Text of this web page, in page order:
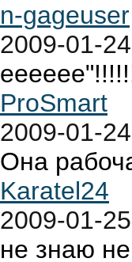
n-gageuser
2009-01-
ProSmart
2009-01-
Она
Karatel24
2009-01-
не знаю